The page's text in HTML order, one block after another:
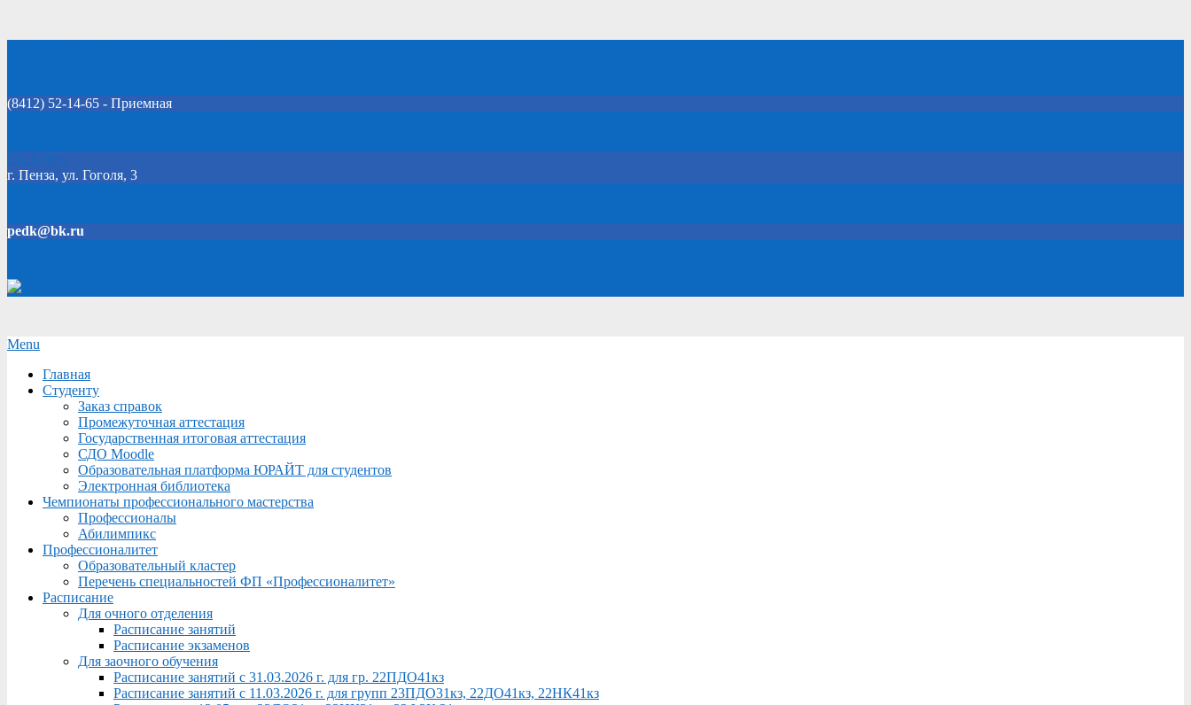
(8412) 52-14-65 - Приемная
Click Here
г. Пенза, ул. Гоголя, 3
pedk@bk.ru
Secondary
Menu
Menu
Главная
Студенту
Заказ справок
Промежуточная аттестация
Государственная итоговая аттестация
СДО Moodle
Образовательная платформа ЮРАЙТ для студентов
Электронная библиотека
Чемпионаты профессионального мастерства
Профессионалы
Абилимпикс
Профессионалитет
Образовательный кластер
Перечень специальностей ФП «Профессионалитет»
Расписание
Для очного отделения
Расписание занятий
Расписание экзаменов
Для заочного обучения
Расписание занятий с 31.03.2026 г. для гр. 22ПДО41кз
Расписание занятий с 11.03.2026 г. для групп 23ПДО31кз, 22ДО41кз, 22НК41кз